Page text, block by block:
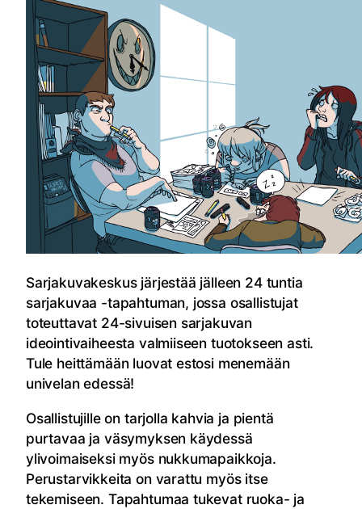
Sarjakuvakeskus järjestää jälleen 24 tuntia
sarjakuvaa -tapahtuman, jossa osallistujat
toteuttavat 24-sivuisen sarjakuvan
ideointivaiheesta valmiiseen tuotokseen asti.
Tule heittämään luovat estosi menemään
univelan edessä!
Osallistujille on tarjolla kahvia ja pientä
purtavaa ja väsymyksen käydessä
ylivoimaiseksi myös nukkumapaikkoja.
Perustarvikkeita on varattu myös itse
tekemiseen. Tapahtumaa tukevat ruoka- ja